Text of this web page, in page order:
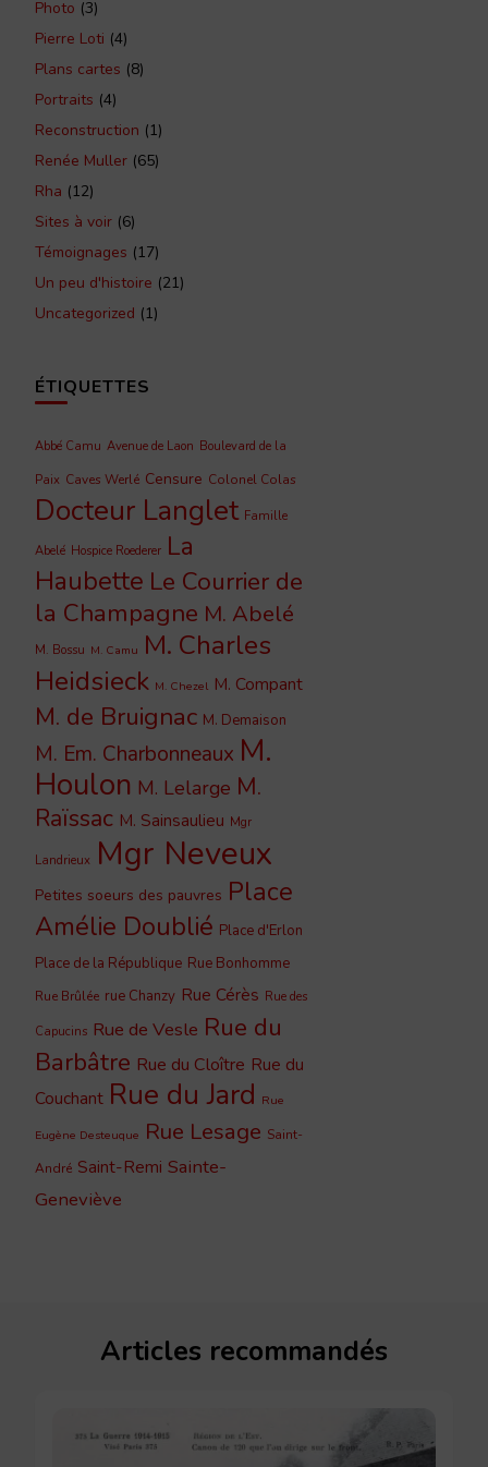
Photo (3)
Pierre Loti (4)
Plans cartes (8)
Portraits (4)
Reconstruction (1)
Renée Muller (65)
Rha (12)
Sites à voir (6)
Témoignages (17)
Un peu d'histoire (21)
Uncategorized (1)
ÉTIQUETTES
Abbé Camu Avenue de Laon Boulevard de la
Paix Caves Werlé Censure Colonel Colas
Docteur Langlet Famille
Abelé Hospice Roederer La
Haubette Le Courrier de
la Champagne M. Abelé
M. Bossu M. Camu M. Charles
Heidsieck M. Chezel M. Compant
M. de Bruignac M. Demaison
M. Em. Charbonneaux M.
Houlon M. Lelarge M.
Raïssac M. Sainsaulieu Mgr
Landrieux Mgr Neveux
Petites soeurs des pauvres Place
Amélie Doublié Place d'Erlon
Place de la République Rue Bonhomme
Rue Brûlée rue Chanzy Rue Cérès Rue des
Capucins Rue de Vesle Rue du
Barbâtre Rue du Cloître Rue du
Couchant Rue du Jard Rue
Eugène Desteuque Rue Lesage Saint-
André Saint-Remi Sainte-
Geneviève
Articles recommandés